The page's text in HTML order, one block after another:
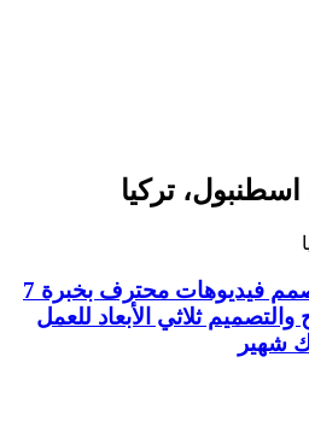
تركيا
مطلوب مونتير ومصمم فيديوهات محترف بخبرة 7
ثلاثي الأبعاد للعمل
شهير